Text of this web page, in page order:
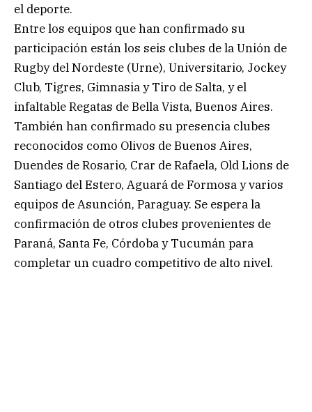
el deporte.
Entre los equipos que han confirmado su
participación están los seis clubes de la Unión de
Rugby del Nordeste (Urne), Universitario, Jockey
Club, Tigres, Gimnasia y Tiro de Salta, y el
infaltable Regatas de Bella Vista, Buenos Aires.
También han confirmado su presencia clubes
reconocidos como Olivos de Buenos Aires,
Duendes de Rosario, Crar de Rafaela, Old Lions de
Santiago del Estero, Aguará de Formosa y varios
equipos de Asunción, Paraguay. Se espera la
confirmación de otros clubes provenientes de
Paraná, Santa Fe, Córdoba y Tucumán para
completar un cuadro competitivo de alto nivel.